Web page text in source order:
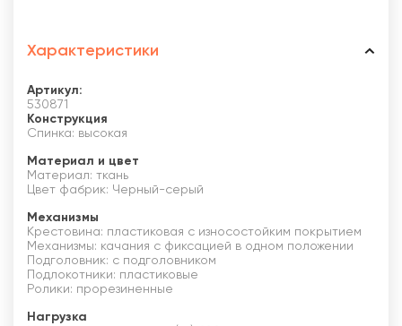
Характеристики
Артикул:
530871
Конструкция
Спинка: высокая
Материал и цвет
Материал: ткань
Цвет фабрик: Черный-серый
Механизмы
Крестовина: пластиковая с износостойким покрытием
Механизмы: качания с фиксацией в одном положении
Подголовник: с подголовником
Подлокотники: пластиковые
Ролики: прорезиненные
Нагрузка